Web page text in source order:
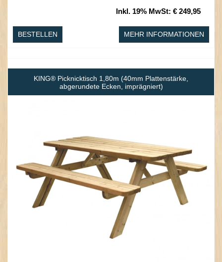
Inkl. 19% MwSt: € 249,95
MEHR INFORMATIONEN
BESTELLEN
KING® Picknicktisch 1,80m (40mm Plattenstärke,
abgerundete Ecken, imprägniert)